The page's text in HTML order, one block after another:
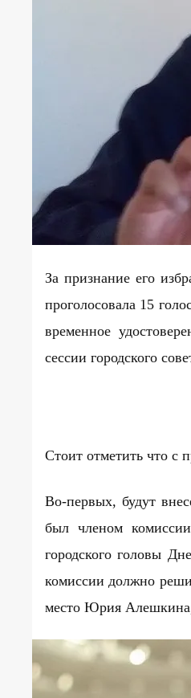
За признание его
проголосовала 15
временное
сессии городского
Стоит отметить что с
Во-первых, будут
был членом
городского головы
комиссии должно
место Юрия